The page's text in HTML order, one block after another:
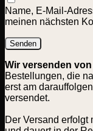
Name, E-Mail-
meinen nächsten
Wir versenden
Bestellungen, die
erst am
versendet.
Der Versand erfolgt